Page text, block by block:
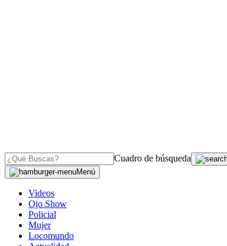
Cuadro de búsqueda
Menú
Videos
Ojo Show
Policial
Mujer
Locomundo